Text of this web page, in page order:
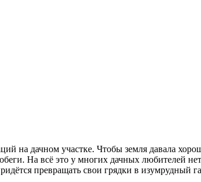
на дачном участке. Чтобы земля давала
На всё это у многих дачных любителей
превращать свои грядки в изумрудный